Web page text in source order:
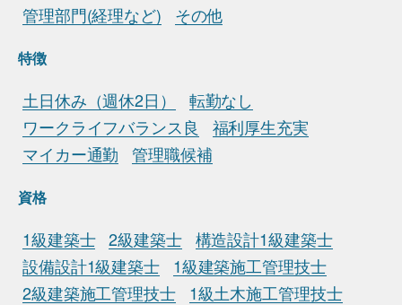
管理部門(経理など)
その他
特徴
土日休み（週休2日）
転勤なし
ワークライフバランス良
福利厚生充実
マイカー通勤
管理職候補
資格
1級建築士 2級建築士 構造設計1級建築士
設備設計1級建築士
1級建築施工管理技士
2級建築施工管理技士
1級土木施工管理技士